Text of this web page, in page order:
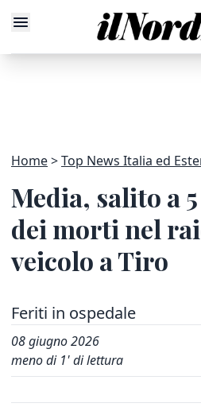
Home Top News Italia ed
Media, salito a
dei morti nel
veicolo a Tiro
Feriti in ospedale
08 giugno 2026
meno di 1' di lettura